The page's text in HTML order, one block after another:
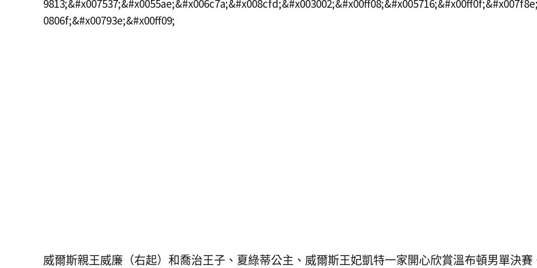
威爾斯親王威廉（右起）和喬治王子、夏綠蒂公主、威爾斯王妃凱特一家開心欣賞溫布頓男單決賽